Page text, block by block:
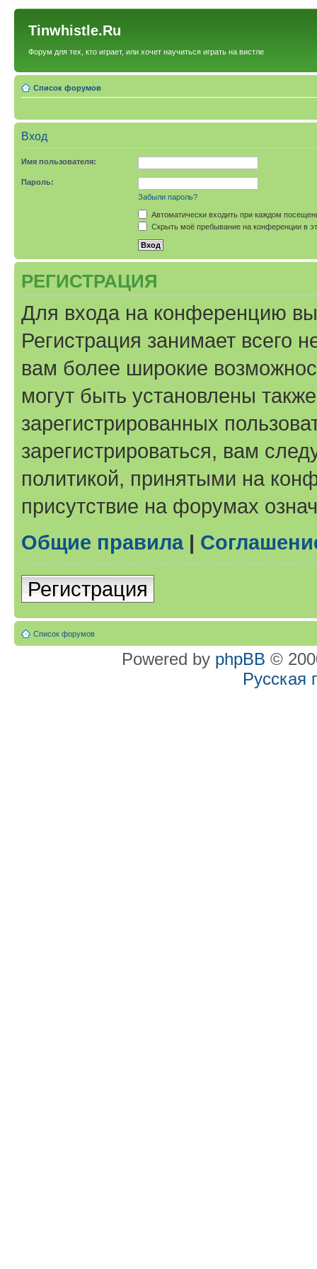
Tinwhistle.Ru
Форум для тех, кто играет, или хочет научиться играть на вистле
Список форумов
Вход
Имя пользователя:
Пароль:
Забыли пароль?
Автоматически входить при каждом
Скрыть моё пребывание на конференции в
РЕГИСТРАЦИЯ
Для входа на конференцию
Регистрация занимает всего
вам более широкие
могут быть установлены
зарегистрированных
зарегистрироваться, вам
политикой, принятыми на
присутствие на форумах
Общие правила|
Регистрация
Список форумов
Powered by phpBB ©
Русская